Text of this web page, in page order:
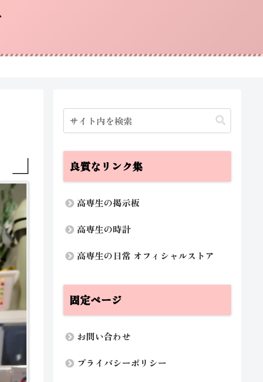
良質なリンク集
高専生の掲示板
高専生の時計
高専生の日常 オフィシャルストア
固定ページ
お問い合わせ
プライバシーポリシー